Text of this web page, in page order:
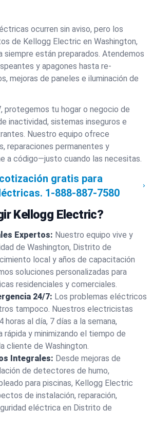
ocurren sin aviso, pero los
de Kellogg Electric en Washington,
siempre están preparados. Atendemos
y apagones hasta re-
mejoras de paneles e iluminación de
protegemos tu hogar o negocio de
inactividad, sistemas inseguros e
Nuestro equipo ofrece
reparaciones permanentes y
a código—justo cuando las necesitas.
gratis para
1-888-887-7580
Kellogg Electric?
Expertos: Nuestro equipo vive y
de Washington, Distrito de
local y años de capacitación
soluciones personalizadas para
residenciales y comerciales.
24/7: Los problemas eléctricos
tampoco. Nuestros electricistas
al día, 7 días a la semana,
rápida y minimizando el tiempo de
cliente de Washington.
Integrales: Desde mejoras de
de detectores de humo,
para piscinas, Kellogg Electric
de instalación, reparación,
eléctrica en Distrito de